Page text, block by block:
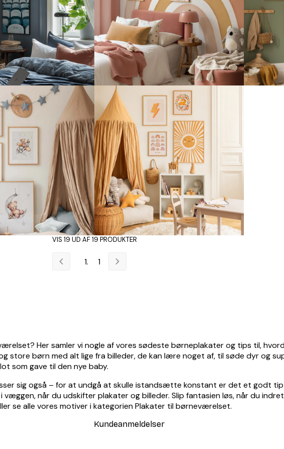
VIS 19 UD AF 19 PRODUKTER
1
Her samler vi nogle af vores sødeste børneplakater og tips til,
store børn med alt lige fra billeder, de kan lære noget af, til søde dyr og
som gave til den nye baby.
sig også – for at undgå at skulle istandsætte konstant er det et godt
når du udskifter plakater og billeder. Slip fantasien løs, når du
se alle vores motiver i kategorien Plakater til børneværelset.
Kundeanmeldelser